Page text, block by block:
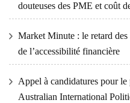
douteuses des PME et coût
Market Minute : le retard des
de l’accessibilité financière
Appel à candidatures pour
Australian International